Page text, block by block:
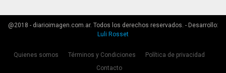
@2018 - diarioimagen.com.ar. Todos los derechos reservados. - Desarrollo:
Luli Rosset
Quienes somos Términos y Condiciones
Política de privacidad
Contacto